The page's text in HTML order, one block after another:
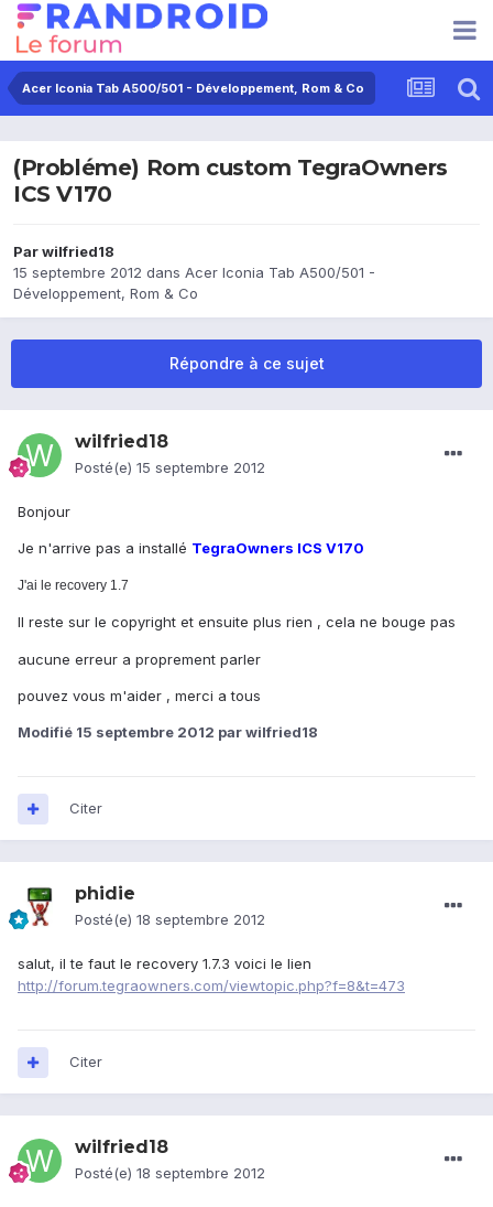
Acer Iconia Tab A500/501 - Développement, Rom & Co
(Probléme) Rom custom TegraOwners
ICS V170
Parwilfried18
15 septembre 2012 dans Acer Iconia Tab A500/501 -
Développement, Rom & Co
Répondre à ce sujet
wilfried18
Posté(e) 15 septembre 2012
Bonjour
Je n'arrive pas a installé TegraOwners ICS V170
J'ai le recovery 1.7
Il reste sur le copyright et ensuite plus rien , cela ne bouge pas
aucune erreur a proprement parler
pouvez vous m'aider , merci a tous
Modifié 15 septembre 2012 par wilfried18
Citer
phidie
Posté(e) 18 septembre 2012
salut, il te faut le recovery 1.7.3 voici le lien
http://forum.tegraowners.com/viewtopic.php?f=8&t=473
Citer
wilfried18
Posté(e) 18 septembre 2012